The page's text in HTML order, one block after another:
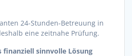
24-Stunden-Betreuung in
eine zeitnahe Prüfung.
finanziell sinnvolle Lösung